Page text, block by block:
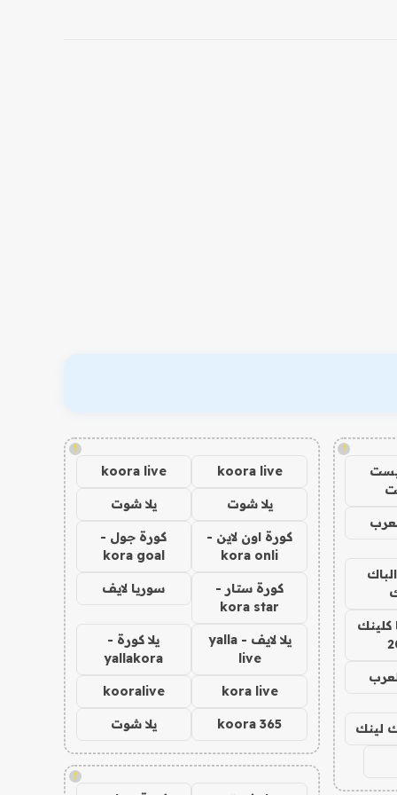
!
كلينك
لينك
!
koora live
koora live
يلا شوت يلا شوت
كورة اون لاين -
kora onli
كورة جول -
kora goal
كورة ستار -
kora star
سوريا لايف
يلا لايف - yalla
live
يلا كورة -
yallakora
kora live
kooralive
koora 365 يلا شوت
!